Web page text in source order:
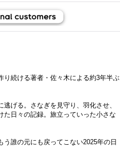
り続ける著者・佐々木による約3年半ぶ
げる。さなぎを見守り、羽化させ、
日々の記録。旅立っていった小さな
誰の元にも戻ってこない2025年の日